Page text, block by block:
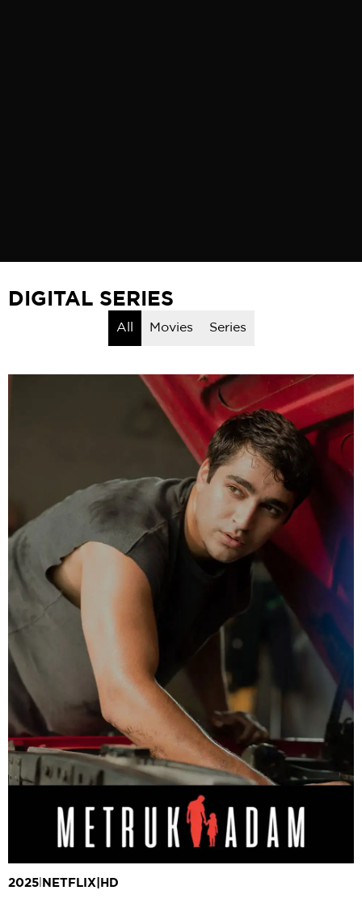
DIGITAL SERIES
All Movies Series
Çağrı Vila Lostuvalı
Mert Ramazan Demir Rahimcan Kapkap
Edip
Tepeli
Burcu Cavrar Ercan Kesal
2025 NETFLIX HD